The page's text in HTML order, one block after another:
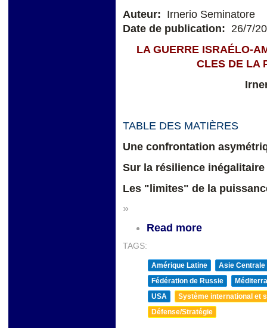
Auteur: Irnerio Seminatore
Date de publication: 26/7/
LA GUERRE ISRAÉLO-
CLES DE LA
TABLE DES MATIÈRES
Une confrontation
Sur la résilience inégalitaire
Les "limites" de la
»
Read more
TAGS:
Amérique Latine
Asie Centrale
Fédération de Russie
USA
Système international et
Défense/Stratégie